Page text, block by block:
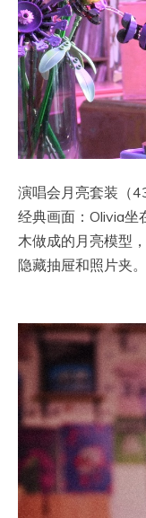
演唱会月亮套装（
经典画面：Olivia坐
木做成的月亮模型
隐藏抽屉和照片夹。